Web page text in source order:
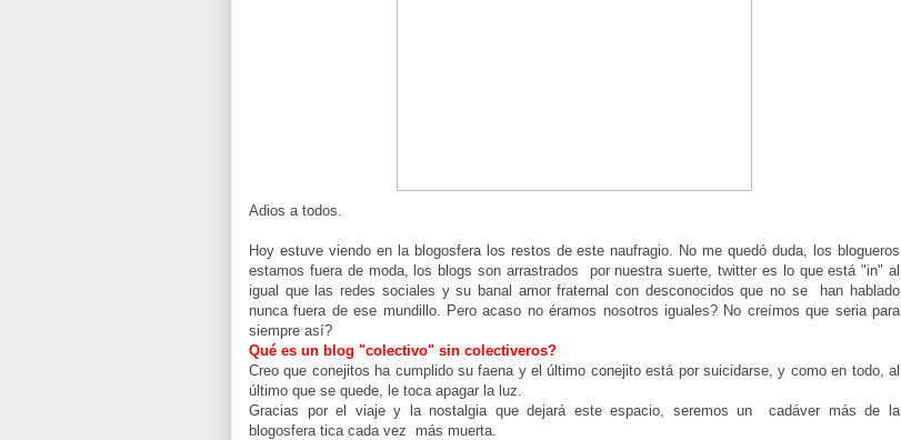
Adios a todos.
Hoy estuve viendo en la blogosfera los restos de este naufragio. No me quedó duda, los blogueros
estamos fuera de moda, los blogs son arrastrados por nuestra suerte, twitter es lo que está "in" al
igual que las redes sociales y su banal amor fraternal con desconocidos que no se han hablado
nunca fuera de ese mundillo. Pero acaso no éramos nosotros iguales? No creímos que seria para
siempre así?
Qué es un blog "colectivo" sin colectiveros?
Creo que conejitos ha cumplido su faena y el último conejito está por suicidarse, y como en todo, al
último que se quede, le toca apagar la luz.
Gracias por el viaje y la nostalgia que dejará este espacio, seremos un cadáver más de la
blogosfera tica cada vez más muerta.